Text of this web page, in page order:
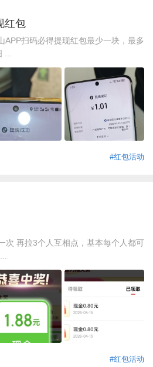
红包
APP扫码必得提现红包最少一块，最多
...
#红包活动
次 再拉3个人互相点，基本每个人都可
#红包活动